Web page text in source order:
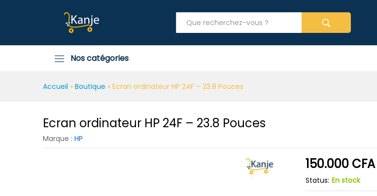
Voir tout
Nos catégories
Accueil » Boutique » Ecran ordinateur HP 24F – 23.8 Pouces
Ecran ordinateur HP 24F – 23.8 Pouces
Marque : HP
150.000 CFA
Status: En stock
Description